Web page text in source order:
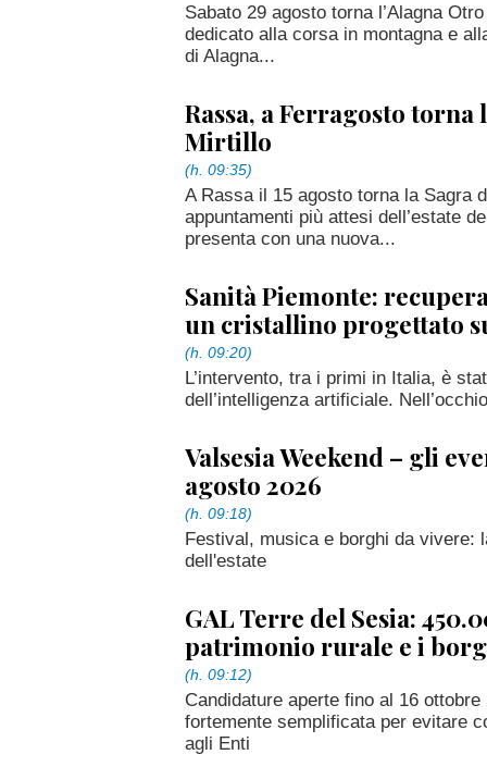
Sabato 29 agosto torna l’Alagna
dedicato alla corsa in montagna e
di Alagna...
Rassa, a Ferragosto torna
Mirtillo
(h. 09:35)
A Rassa il 15 agosto torna la Sagra
appuntamenti più attesi dell’estate
presenta con una nuova...
Sanità Piemonte:
un cristallino progettato
(h. 09:20)
L’intervento, tra i primi in Italia, è
dell’intelligenza artificiale.
Valsesia Weekend – gli
agosto 2026
(h. 09:18)
Festival, musica e borghi da vivere:
dell'estate
GAL Terre del Sesia:
patrimonio rurale e i
(h. 09:12)
Candidature aperte fino al 16
fortemente semplificata per evitare
agli Enti